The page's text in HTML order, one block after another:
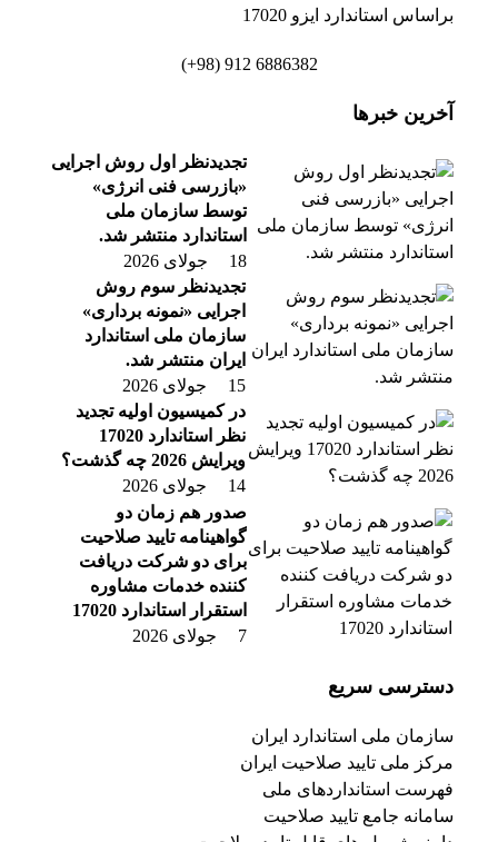
براساس استاندارد ایزو 17020
6886382 912 (98+)
آخرین خبرها
تجدیدنظر اول روش اجرایی
«بازرسی فنی انرژی»
توسط سازمان ملی
استاندارد منتشر شد.
18 جولای 2026
تجدیدنظر سوم روش
اجرایی «نمونه برداری»
سازمان ملی استاندارد
ایران منتشر شد.
15 جولای 2026
در کمیسیون اولیه تجدید
نظر استاندارد 17020
ویرایش 2026 چه گذشت؟
14 جولای 2026
صدور هم زمان دو
گواهینامه تایید صلاحیت
برای دو شرکت دریافت
کننده خدمات مشاوره
استقرار استاندارد 17020
7 جولای 2026
دسترسی سریع
سازمان ملی استاندارد ایران
مرکز ملی تایید صلاحیت ایران
فهرست استانداردهای ملی
سامانه جامع تایید صلاحیت